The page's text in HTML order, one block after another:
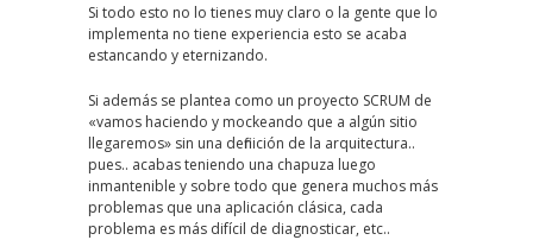
Si todo esto no lo tienes muy claro o la gente que lo
implementa no tiene experiencia esto se acaba
estancando y eternizando.
Si además se plantea como un proyecto SCRUM de
«vamos haciendo y mockeando que a algún sitio
llegaremos» sin una definición de la arquitectura..
pues.. acabas teniendo una chapuza luego
inmantenible y sobre todo que genera muchos más
problemas que una aplicación clásica, cada
problema es más difícil de diagnosticar, etc..